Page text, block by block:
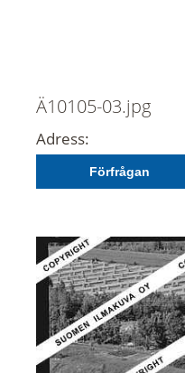
Ä10105-03.jpg
Adress:
Förfrågan